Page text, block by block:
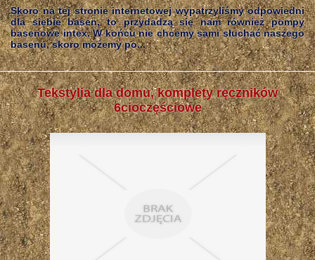
Skoro na tej stronie internetowej wypatrzyliśmy odpowiedni
dla siebie basen, to przydadzą się nam również pompy
basenowe intex. W końcu nie chcemy sami słuchać naszego
basenu, skoro możemy po...
Tekstylia dla domu, komplety ręczników
6cioczęściowe